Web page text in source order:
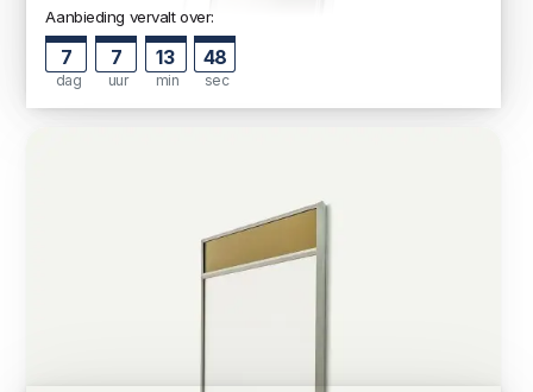
Aanbieding vervalt over:
7
dag
7
uur
13
min
47
sec